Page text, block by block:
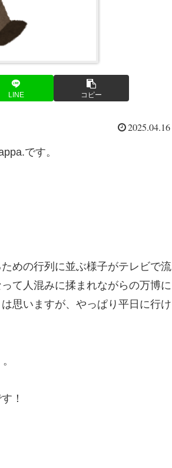
LINE コピー
2025.04.16
です。
めの行列に並ぶ様子がテレビで流
て人混みに揉まれながらの万博に
思いますが、やっぱり平日に行け
！